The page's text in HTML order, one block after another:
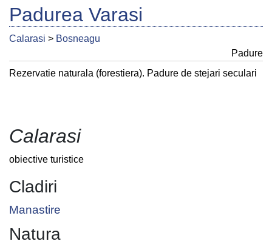
Padurea Varasi
Calarasi > Bosneagu
Padure
Rezervatie naturala (forestiera). Padure de stejari seculari
Calarasi
obiective turistice
Cladiri
Manastire
Natura